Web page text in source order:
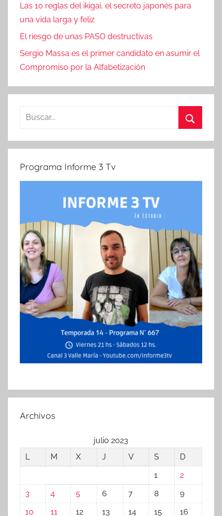
Las 10 reglas del ikigai, el secreto japonés para
una vida larga y feliz
El riesgo de unas PASO destructivas
Sergio Massa es el primer candidato en asumir el
Compromiso por la Alfabetización
Buscar:
Programa Informe 3 Tv
Archivos
julio 2023
L
M X J V S
D
1
2
3
4 5 6 7 8
9
10
11 12 13 14 15 16